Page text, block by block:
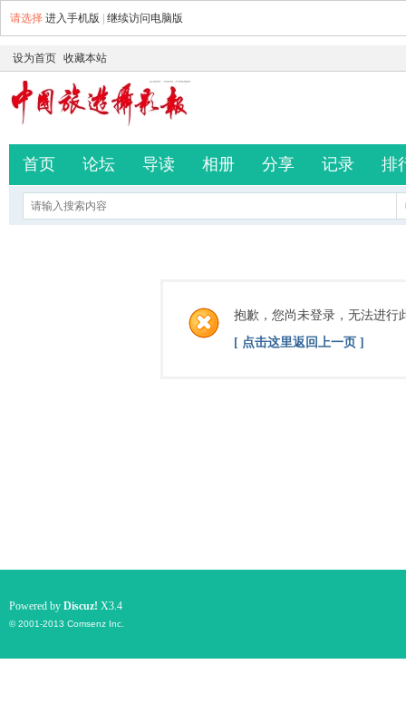
请选择 进入手机版 继续访问电脑版
设为首页 收藏本站
首页 论坛 导读 相册 分享 记录 排
抱歉，您尚未登录，无法进行
[ 点击这里返回上一页 ]
Powered by Discuz! X3.4
© 2001-2013 Comsenz Inc.